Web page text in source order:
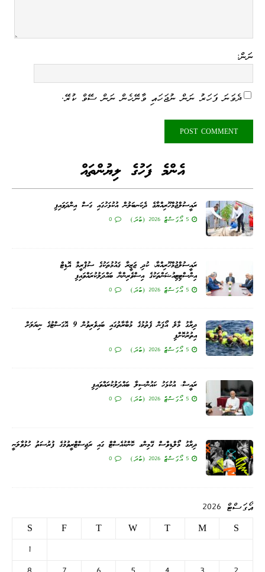
ނަން:
ދެވަނަ ފަހަރު ނަން ނުޖަހައި ވާނޭހެން ނަން ސޭވް ކުރޭ.
އެންމެ ފަހުގެ ލިޔުންތައް
ރައީސުލްޖުމްހޫރިއްޔާގެ ދެކަނބަލުން އުކުޅަހުގައި ގަސް އިންދަވައިފި
5 އޯގަސްޓް 2026 (ބުދަ) 0
ރައީސުލްޖުމްހޫރިއްޔާ، ކުދި ޖަޒީރާ ޤައުމުތަކުގެ ސުޕްރީމް އޮޑިޓް
އިންސްޓިޓިއުޝަންތަކުގެ އިސްވެރިންނާ ބައްދަލުކުރައްވައިފި
5 އޯގަސްޓް 2026 (ބުދަ) 0
ދިރާގު މާލެ އޯޕަން ފެތުމުގެ މުބާރާތުގައި ބައިވެރިވުން 9 އޮގަސްޓުގެ ނިޔަލަށް
އިތުރުކޮށްފި
5 އޯގަސްޓް 2026 (ބުދަ) 0
ރައީސް، އުކުޅަހު ކައުންސިލާ ބައްދަލުކުރައްވައިފި
5 އޯގަސްޓް 2026 (ބުދަ) 0
ދިރާގު މޯލްޑިވްސް ގޭމިންގ ކޮންކުއެސްޓް ގައި ރަޖިސްޓްރީވުމުގެ ފުރުސަތު ހުޅުވާލަނީ
5 އޯގަސްޓް 2026 (ބުދަ) 0
އޯގަސްޓް 2026
S
M
T
W
T
F
S
1